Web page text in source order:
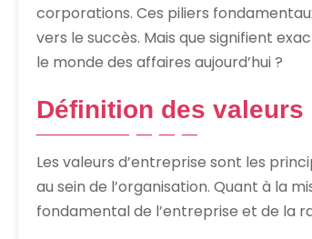
corporations. Ces piliers
vers le succès. Mais que signifient
le monde des affaires aujourd’hui ?
Définition des valeurs
Les valeurs d’entreprise sont les
au sein de l’organisation. Quant à la
fondamental de l’entreprise et de la